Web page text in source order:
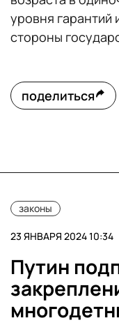
уровня гарантий
стороны
поделиться
законы
23 ЯНВАРЯ 2024 10:34
Путин